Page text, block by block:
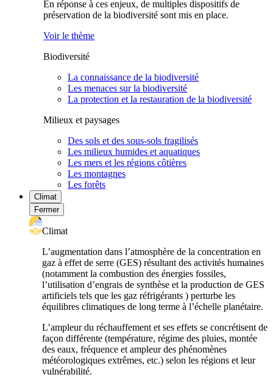
En réponse à ces enjeux, de multiples dispositifs de
préservation de la biodiversité sont mis en place.
Voir le thème
Biodiversité
La connaissance de la biodiversité
Les menaces sur la biodiversité
La protection et la restauration de la biodiversité
Milieux et paysages
Des sols et des sous-sols fragilisés
Les milieux humides et aquatiques
Les mers et les régions côtières
Les montagnes
Les forêts
Climat
Fermer
Climat
L’augmentation dans l’atmosphère de la concentration en
gaz à effet de serre (GES) résultant des activités humaines
(notamment la combustion des énergies fossiles,
l’utilisation d’engrais de synthèse et la production de GES
artificiels tels que les gaz réfrigérants ) perturbe les
équilibres climatiques de long terme à l’échelle planétaire.
L’ampleur du réchauffement et ses effets se concrétisent de
façon différente (température, régime des pluies, montée
des eaux, fréquence et ampleur des phénomènes
météorologiques extrêmes, etc.) selon les régions et leur
vulnérabilité.